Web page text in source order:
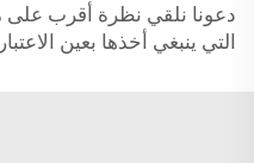
دعونا نلقي نظرة أقرب على
التي ينبغي أخذها بعين